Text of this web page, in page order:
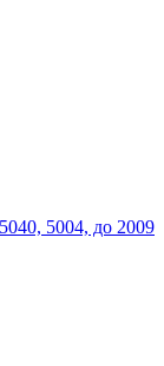
5004, до 2009